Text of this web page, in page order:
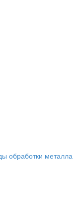
обработки металла